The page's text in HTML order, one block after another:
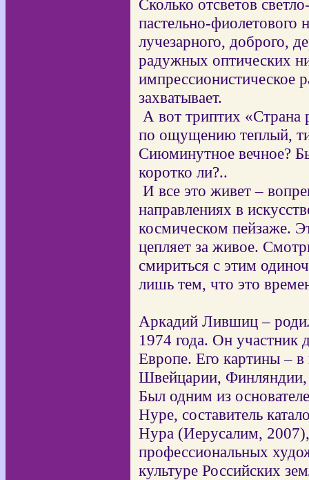
Сколько отсветов
пастельно-фиолетового
лучезарного, доброго,
радужных оптических
импрессионистическое
захватывает.
А вот триптих
по ощущению теплый,
Сиюминутное вечное?
коротко ли?..
И все это живет –
направлениях в
космическом пейзаже.
цепляет за живое.
смириться с этим
лишь тем, что это
Аркадий Лившиц –
1974 года. Он участник
Европе. Его картины –
Швейцарии,
Был одним из
Нуре, составитель
Нура (Иерусалим, 2007),
профессиональных
культуре Российских